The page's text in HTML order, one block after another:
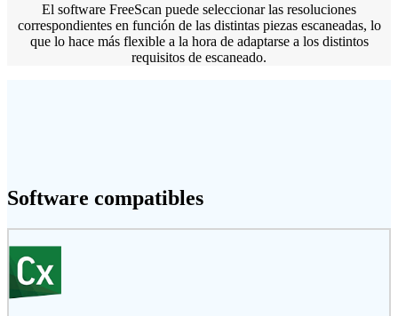
El software FreeScan puede seleccionar las resoluciones
correspondientes en función de las distintas piezas escaneadas, lo
que lo hace más flexible a la hora de adaptarse a los distintos
requisitos de escaneado.
Software compatibles